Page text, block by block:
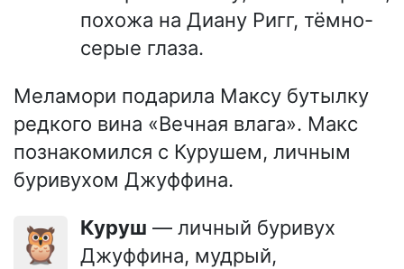
похожа на Диану Ригг, тёмно-
серые глаза.
Меламори подарила Максу бутылку
редкого вина «Вечная влага». Макс
познакомился с Курушем, личным
буривухом Джуффина.
🦉 Куруш — личный буривух
Джуффина, мудрый,